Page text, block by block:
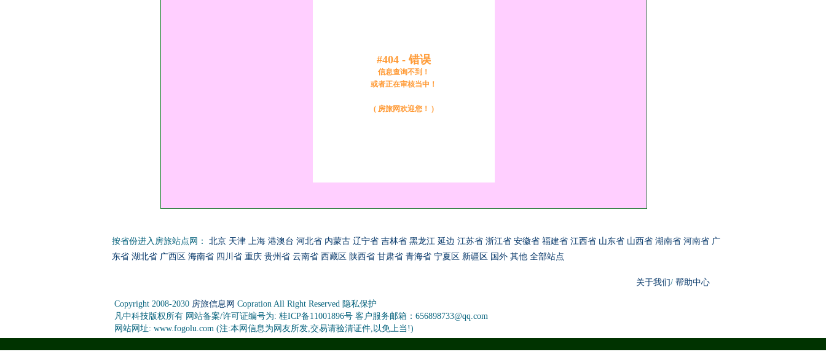
#404 - 错误
信息查询不到！
或者正在审核当中！
( 房旅网欢迎您！ )
按省份进入房旅站点网： 北京 天津 上海 港澳台 河北省 内蒙古 辽宁省 吉林省 黑龙江 延边 江苏省 浙江省 安徽省 福建省 江西省 山东省 山西省 湖南省 河南省 广
东省 湖北省 广西区 海南省 四川省 重庆 贵州省 云南省 西藏区 陕西省 甘肃省 青海省 宁夏区 新疆区 国外 其他 全部站点
关于我们/帮助中心
Copyright 2008-2030 房旅信息网 Copration All Right Reserved 隐私保护
凡中科技版权所有 网站备案/许可证编号为: 桂ICP备11001896号 客户服务邮箱：656898733@qq.com
网站网址: www.fogolu.com (注:本网信息为网友所发,交易请验清证件,以免上当!)